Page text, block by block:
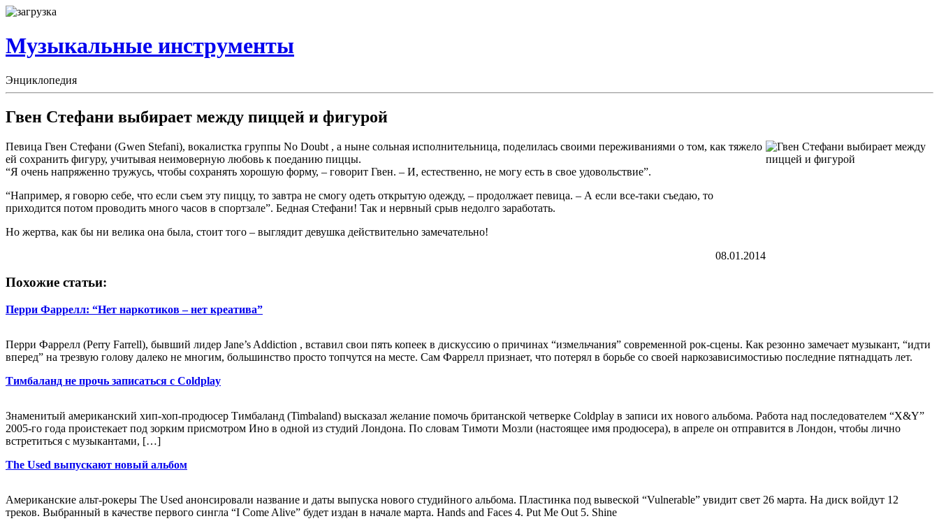
Музыкальные инструменты
Энциклопедия
Гвен Стефани выбирает между пиццей и фигурой
Певица Гвен Стефани (Gwen Stefani), вокалистка группы No Doubt , а ныне сольная исполнительница, поделилась своими переживаниями о том, как тяжело
ей сохранить фигуру, учитывая неимоверную любовь к поеданию пиццы.
“Я очень напряженно тружусь, чтобы сохранять хорошую форму, – говорит Гвен. – И, естественно, не могу есть в свое удовольствие”.
“Например, я говорю себе, что если съем эту пиццу, то завтра не смогу одеть открытую одежду, – продолжает певица. – А если все-таки съедаю, то
приходится потом проводить много часов в спортзале”. Бедная Стефани! Так и нервный срыв недолго заработать.
Но жертва, как бы ни велика она была, стоит того – выглядит девушка действительно замечательно!
08.01.2014
Похожие статьи:
Перри Фаррелл: “Нет наркотиков – нет креатива”
Перри Фаррелл (Perry Farrell), бывший лидер Jane’s Addiction , вставил свои пять копеек в дискуссию о причинах “измельчания” современной рок-сцены. Как резонно замечает музыкант, “идти
вперед” на трезвую голову далеко не многим, большинство просто топчутся на месте. Сам Фаррелл признает, что потерял в борьбе со своей наркозависимостиью последние пятнадцать лет.
Тимбаланд не прочь записаться с Coldplay
Знаменитый американский хип-хоп-продюсер Тимбаланд (Timbaland) высказал желание помочь британской четверке Coldplay в записи их нового альбома. Работа над последователем “X&Y”
2005-го года проистекает под зорким присмотром Ино в одной из студий Лондона. По словам Тимоти Мозли (настоящее имя продюсера), в апреле он отправится в Лондон, чтобы лично
встретиться с музыкантами, […]
The Used выпускают новый альбом
Американские альт-рокеры The Used анонсировали название и даты выпуска нового студийного альбома. Пластинка под вывеской “Vulnerable” увидит свет 26 марта. На диск войдут 12
треков. Выбранный в качестве первого сингла “I Come Alive” будет издан в начале марта. Hands and Faces 4. Put Me Out 5. Shine